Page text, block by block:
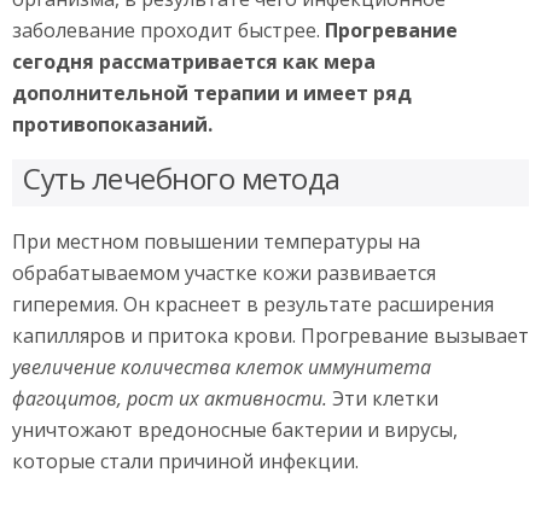
заболевание проходит быстрее. Прогревание
сегодня рассматривается как мера
дополнительной терапии и имеет ряд
противопоказаний.
Суть лечебного метода
При местном повышении температуры на
обрабатываемом участке кожи развивается
гиперемия. Он краснеет в результате расширения
капилляров и притока крови. Прогревание вызывает
увеличение количества клеток иммунитета
фагоцитов, рост их активности. Эти клетки
уничтожают вредоносные бактерии и вирусы,
которые стали причиной инфекции.